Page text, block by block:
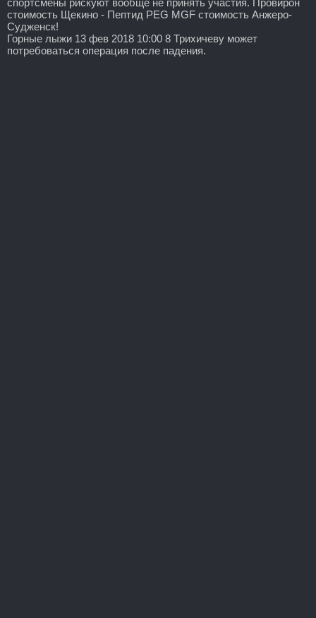
стоимость Щекино - Пептид PEG MGF стоимость Анжеро-
Судженск!
Горные лыжи 13 фев 2018 10:00 8 Трихичеву может
потребоваться операция после падения.